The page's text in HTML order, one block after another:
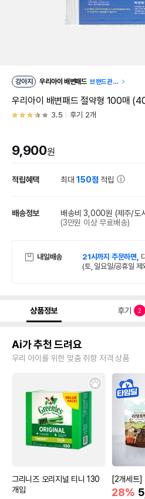
강아지 우리아이 배변패드 브랜드관
우리아이 배변패드 절약형 100매
3.5 후기 2개
9,900원
적립혜택 최대150점 적립
배송정보 배송비 3,000원 (제주/도
(3만원 이상 무료배송)
내일배송 21시까지 주문하면,
(토, 일요일/공휴일 제
상품정보 후기 2
Ai가 추천 드려요
우리 아이를 위한 맞춤 취향 저격 상품
그리니즈 오리지널 티니 130
개입
[2개세트]
28%